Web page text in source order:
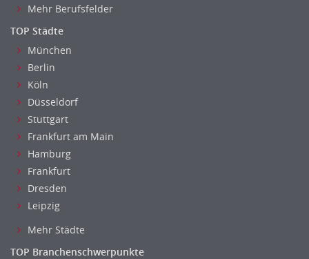
Mehr Berufsfelder
TOP Städte
München
Berlin
Köln
Düsseldorf
Stuttgart
Frankfurt am Main
Hamburg
Frankfurt
Dresden
Leipzig
Mehr Städte
TOP Branchenschwerpunkte